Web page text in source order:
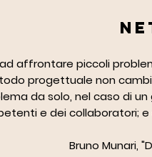
affrontare piccoli
progettuale non
da solo, nel caso di
e dei collaboratori;
Bruno Munari,